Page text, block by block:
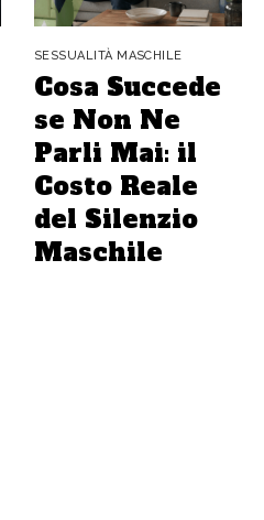
SESSUALITÀ MASCHILE
Cosa Succede
se Non Ne
Parli Mai: il
Costo Reale
del Silenzio
Maschile